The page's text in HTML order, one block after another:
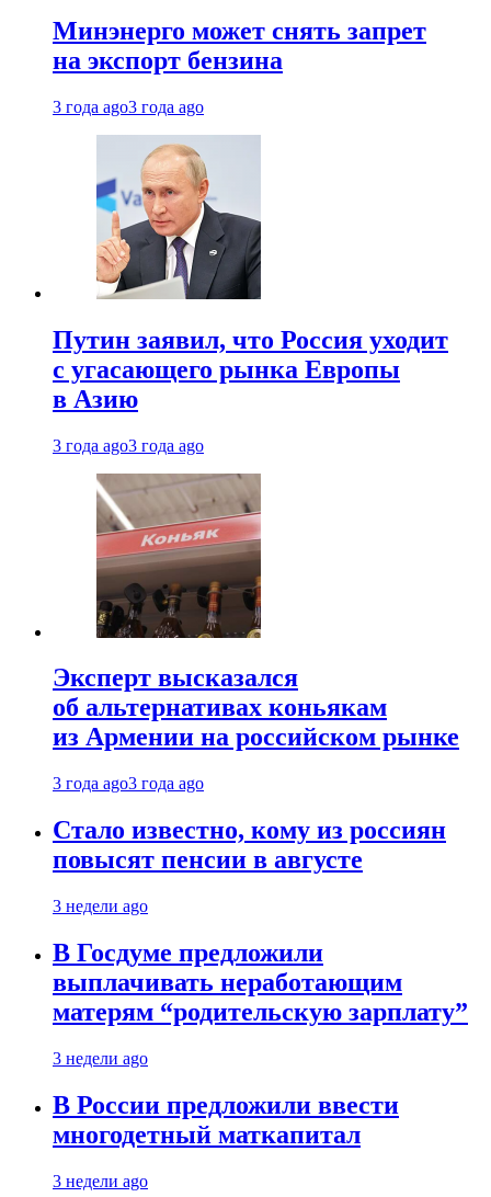
Минэнерго может снять запрет
на экспорт бензина
3 года ago3 года ago
Путин заявил, что Россия уходит
с угасающего рынка Европы
в Азию
3 года ago3 года ago
Эксперт высказался
об альтернативах коньякам
из Армении на российском рынке
3 года ago3 года ago
Стало известно, кому из россиян
повысят пенсии в августе
3 недели ago
В Госдуме предложили
выплачивать неработающим
матерям “родительскую зарплату”
3 недели ago
В России предложили ввести
многодетный маткапитал
3 недели ago